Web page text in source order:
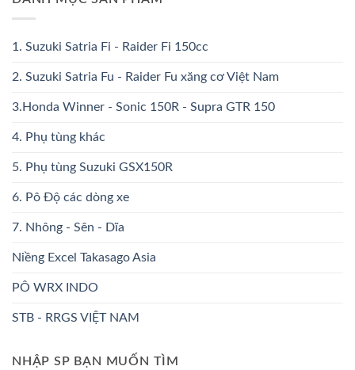
1. Suzuki Satria Fi - Raider Fi 150cc
2. Suzuki Satria Fu - Raider Fu xăng cơ Việt Nam
3.Honda Winner - Sonic 150R - Supra GTR 150
4. Phụ tùng khác
5. Phụ tùng Suzuki GSX150R
6. Pô Độ các dòng xe
7. Nhông - Sên - Dĩa
Niềng Excel Takasago Asia
PÔ WRX INDO
STB - RRGS VIỆT NAM
NHẬP SP BẠN MUỐN TÌM